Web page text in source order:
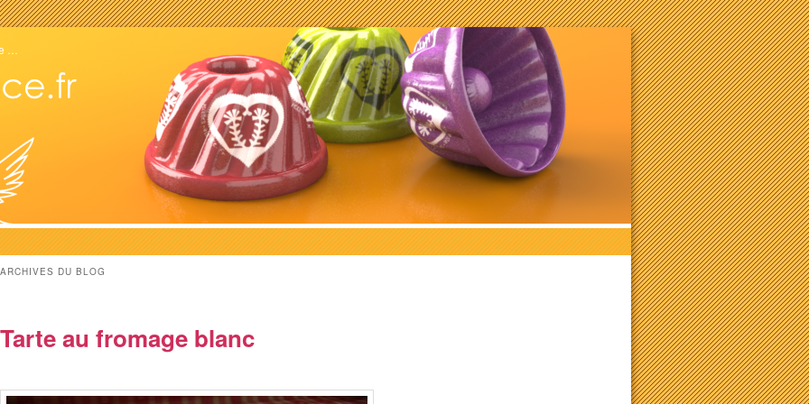
…
ARCHIVES DU BLOG
Tarte au fromage blanc